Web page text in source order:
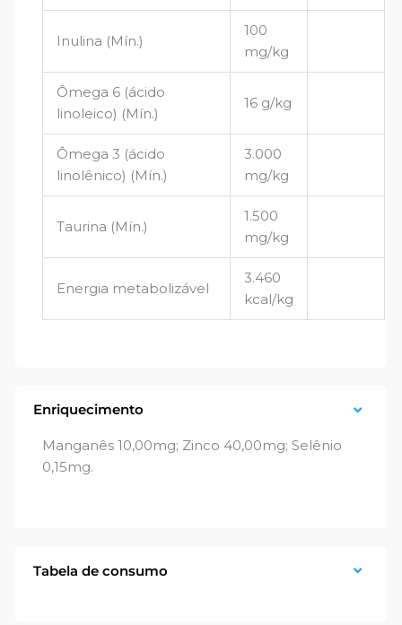
Inulina (Mín.)
100
mg/kg
Ômega 6 (ácido
linoleico) (Mín.)
16 g/kg
Ômega 3 (ácido
linolênico) (Mín.)
3.000
mg/kg
Taurina (Mín.)
1.500
mg/kg
Energia metabolizável
3.460
kcal/kg
Enriquecimento
Manganês 10,00mg; Zinco 40,00mg; Selênio
0,15mg.
Tabela de consumo